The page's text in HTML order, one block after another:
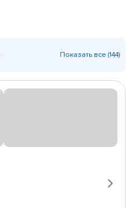
Показать все (144)